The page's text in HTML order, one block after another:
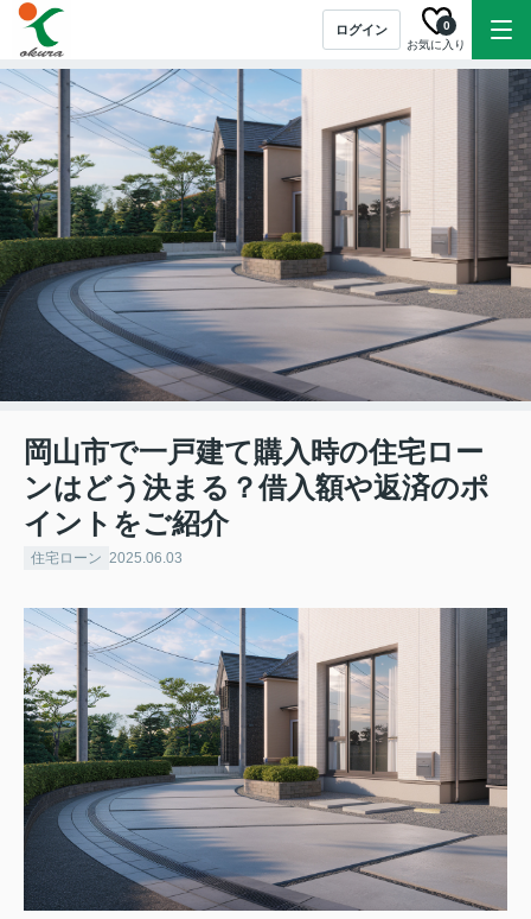
ログイン
お気に入り
0
岡山市で一戸建て購入時の住宅ロー
ンはどう決まる？借入額や返済のポ
イントをご紹介
住宅ローン 2025.06.03